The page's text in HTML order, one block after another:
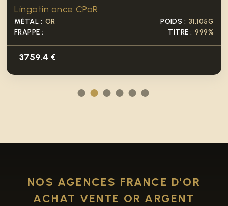
Lingotin once CPoR
MÉTAL : OR POIDS : 31,105G
FRAPPE :
TITRE : 999%
3759.4 €
NOS AGENCES FRANCE D'OR
ACHAT VENTE OR ARGENT